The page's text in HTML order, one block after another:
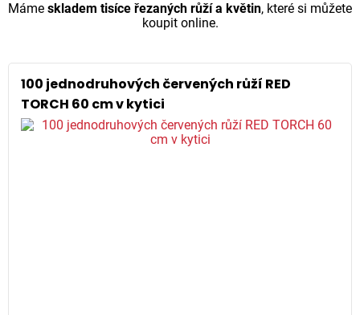
Máme skladem tisíce řezaných růží a květin, které si můžete
koupit online.
100 jednodruhových červených růží RED
TORCH 60 cm v kytici